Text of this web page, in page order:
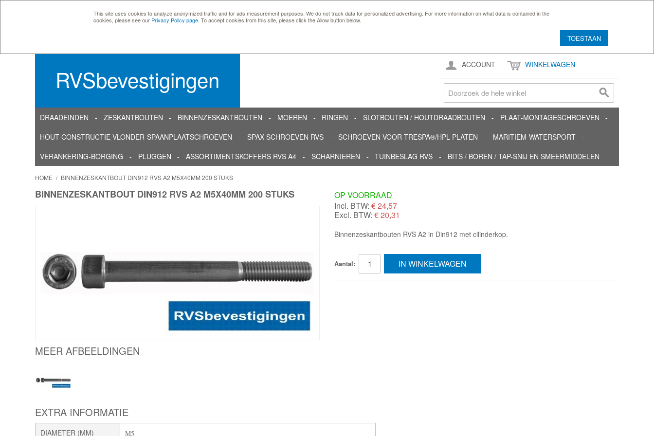
This site uses cookies to analyze anonymized traffic and for ads measurement purposes. We do not track data for personalized advertising. For more information on what data is contained in the
cookies, please see our Privacy Policy page . To accept cookies from this site, please click the Allow button below.
TOESTAAN
RVSbevestigingen
ACCOUNT WINKELWAGEN
DRAADEINDEN ZESKANTBOUTEN BINNENZESKANTBOUTEN MOEREN RINGEN SLOTBOUTEN / HOUTDRAADBOUTEN
PLAAT-MONTAGESCHROEVEN
HOUT-CONSTRUCTIE-VLONDER-SPAANPLAATSCHROEVEN
SPAX SCHROEVEN RVS SCHROEVEN VOOR TRESPA®/HPL PLATEN
MARITIEM-WATERSPORT
VERANKERING-BORGING
PLUGGEN ASSORTIMENTSKOFFERS RVS A4 SCHARNIEREN TUINBESLAG RVS BITS / BOREN / TAP-SNIJ EN SMEERMIDDELEN
HOME / BINNENZESKANTBOUT DIN912 RVS A2 M5X40MM 200 STUKS
BINNENZESKANTBOUT DIN912 RVS A2 M5X40MM 200 STUKS
MEER AFBEELDINGEN
OP VOORRAAD
Incl. BTW: €24,57
Excl. BTW: € 20,31
Binnenzeskantbouten RVS A2 in Din912 met cilinderkop.
Aantal: IN WINKELWAGEN
EXTRA INFORMATIE
DIAMETER (MM) M5